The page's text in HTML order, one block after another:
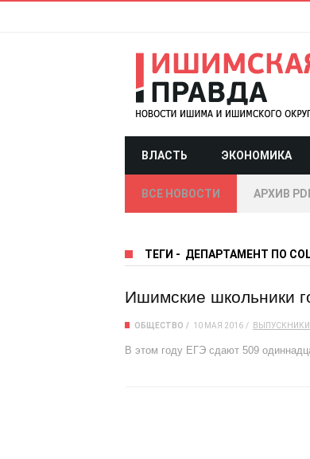
ВЛАСТЬ ЭКОНОМИКА
ВСЕ НОВОСТИ АРХИВ
ТЕГИ - ДЕПАРТАМЕНТ ПО
Ишимские школьники
ОБЩЕСТВО 10 МАЯ 2016 ВЫПУСКНИКИ
В этом году ЕГЭ сдают 509